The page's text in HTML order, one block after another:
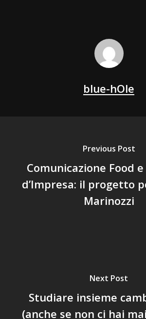
blue-hOle
Previous Post
Comunicazione Food
d’Impresa: il progetto
Marinozzi
Next Post
Studiare insieme
(anche se non ci hai